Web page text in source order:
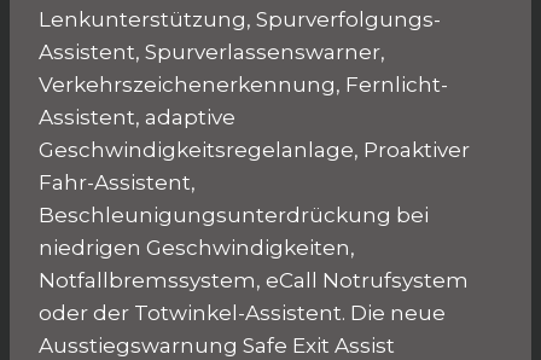
Lenkunterstützung, Spurverfolgungs-
Assistent, Spurverlassenswarner,
Verkehrszeichenerkennung, Fernlicht-
Assistent, adaptive
Geschwindigkeitsregelanlage, Proaktiver
Fahr-Assistent,
Beschleunigungsunterdrückung bei
niedrigen Geschwindigkeiten,
Notfallbremssystem, eCall Notrufsystem
oder der Totwinkel-Assistent. Die neue
Ausstiegswarnung Safe Exit Assist